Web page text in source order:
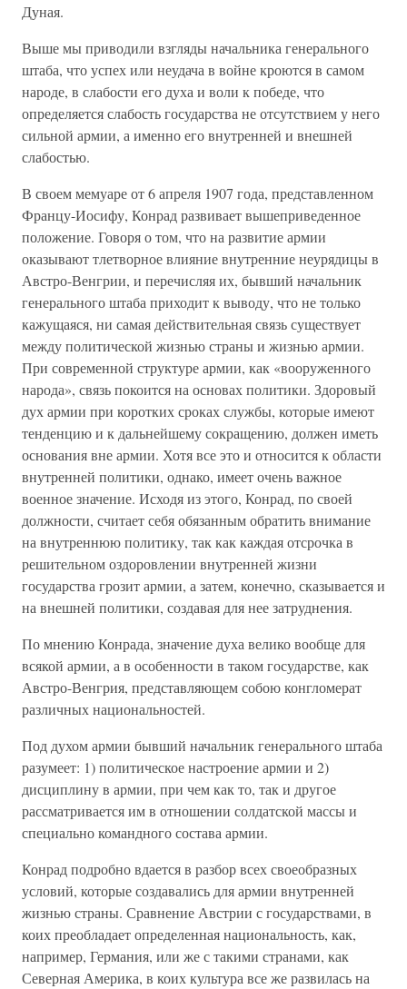
Дуная.
Выше мы приводили взгляды начальника генерального
штаба, что успех или неудача в войне кроются в самом
народе, в слабости его духа и воли к победе, что
определяется слабость государства не отсутствием у него
сильной армии, а именно его внутренней и внешней
слабостью.
В своем мемуаре от 6 апреля 1907 года, представленном
Францу-Иосифу, Конрад развивает вышеприведенное
положение. Говоря о том, что на развитие армии
оказывают тлетворное влияние внутренние неурядицы в
Австро-Венгрии, и перечисляя их, бывший начальник
генерального штаба приходит к выводу, что не только
кажущаяся, ни самая действительная связь существует
между политической жизнью страны и жизнью армии.
При современной структуре армии, как «вооруженного
народа», связь покоится на основах политики. Здоровый
дух армии при коротких сроках службы, которые имеют
тенденцию и к дальнейшему сокращению, должен иметь
основания вне армии. Хотя все это и относится к области
внутренней политики, однако, имеет очень важное
военное значение. Исходя из этого, Конрад, по своей
должности, считает себя обязанным обратить внимание
на внутреннюю политику, так как каждая отсрочка в
решительном оздоровлении внутренней жизни
государства грозит армии, а затем, конечно, сказывается и
на внешней политики, создавая для нее затруднения.
По мнению Конрада, значение духа велико вообще для
всякой армии, а в особенности в таком государстве, как
Австро-Венгрия, представляющем собою конгломерат
различных национальностей.
Под духом армии бывший начальник генерального штаба
разумеет: 1) политическое настроение армии и 2)
дисциплину в армии, при чем как то, так и другое
рассматривается им в отношении солдатской массы и
специально командного состава армии.
Конрад подробно вдается в разбор всех своеобразных
условий, которые создавались для армии внутренней
жизнью страны. Сравнение Австрии с государствами, в
коих преобладает определенная национальность, как,
например, Германия, или же с такими странами, как
Северная Америка, в коих культура все же развилась на